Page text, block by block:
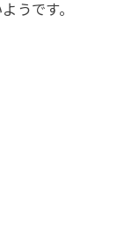
うです。